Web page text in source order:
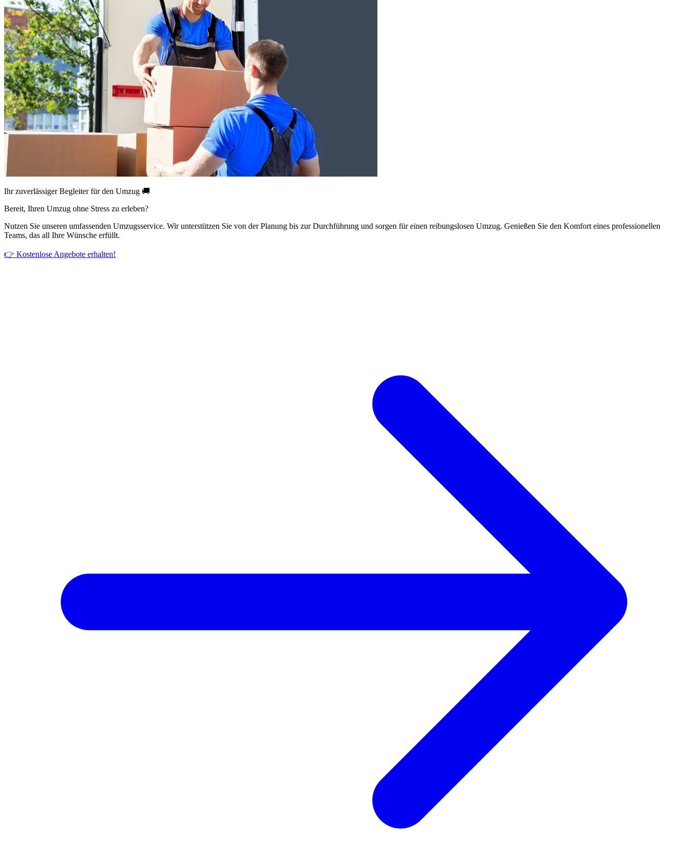
Ihr zuverlässiger Begleiter für den Umzug 🚚
Bereit, Ihren Umzug ohne Stress zu erleben?
Nutzen Sie unseren umfassenden Umzugsservice. Wir unterstützen Sie von der Planung bis zur Durchführung und sorgen für einen reibungslosen Umzug. Genießen Sie den Komfort eines professionellen
Teams, das all Ihre Wünsche erfüllt.
👉 Kostenlose Angebote erhalten!